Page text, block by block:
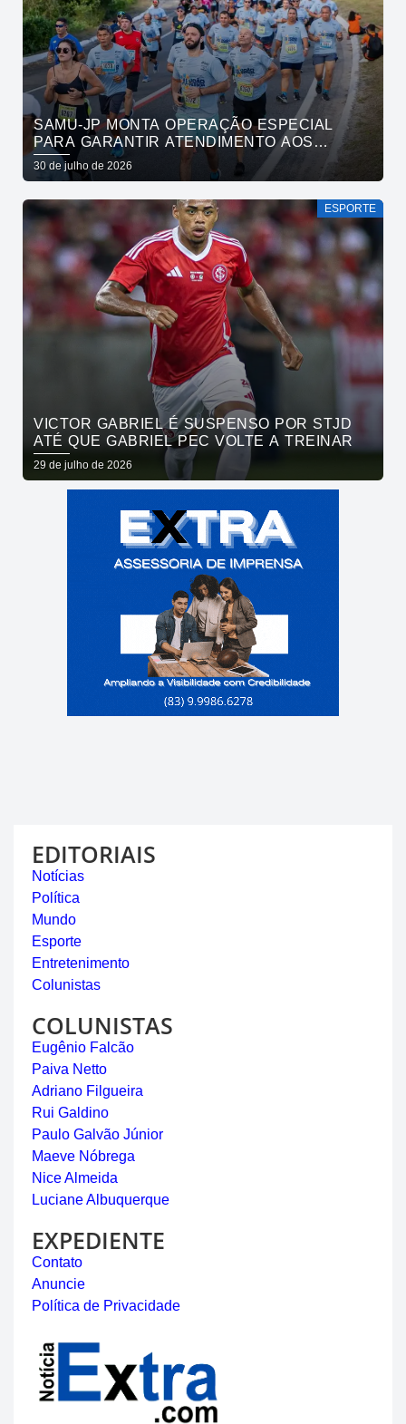
SAMU-JP MONTA OPERAÇÃO ESPECIAL
PARA GARANTIR ATENDIMENTO AOS
ATLETAS DA MARATONA INTERNACIONAL
DE JOÃO PESSOA
30 de julho de 2026
ESPORTE
VICTOR GABRIEL É SUSPENSO POR STJD
ATÉ QUE GABRIEL PEC VOLTE A TREINAR
29 de julho de 2026
EDITORIAIS
Notícias
Política
Mundo
Esporte
Entretenimento
Colunistas
COLUNISTAS
Eugênio Falcão
Paiva Netto
Adriano Filgueira
Rui Galdino
Paulo Galvão Júnior
Maeve Nóbrega
Nice Almeida
Luciane Albuquerque
EXPEDIENTE
Contato
Anuncie
Política de Privacidade